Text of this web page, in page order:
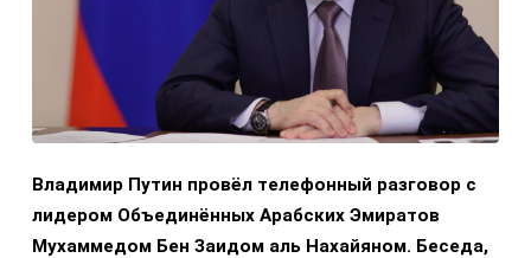
Владимир Путин провёл телефонный разговор с
лидером Объединённых Арабских Эмиратов
Мухаммедом Бен Заидом аль Нахайяном. Беседа,